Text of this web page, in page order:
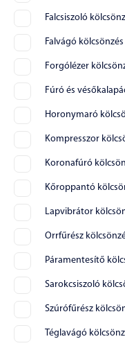
Falcsiszoló
Falvágó kölcsönzés
Forgólézer
Fúró és
Horonymaró
Kompresszor
Koronafúró
Kőroppantó
Lapvibrátor
Orrfűrész
Páramentesítő
Sarokcsiszoló
Szúrófűrész
Téglavágó